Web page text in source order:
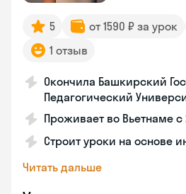
5 от 1590 ₽ за урок
1 отзыв
Окончила Башкирский
Педагогический
Проживает во Вьетнаме с
Строит уроки на основе
Читать дальше